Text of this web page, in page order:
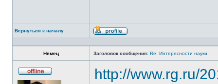
Вернуться к началу
Профиль
Немец Заголовок сообщения: Re: Интересности науки
http://www.rg.ru/